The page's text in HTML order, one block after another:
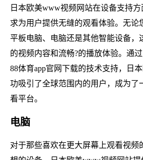
日本欧美www视频网站在设备支持
求为用户提供无缝的观看体验。无论
平板电脑、电脑还是其他智能设备，
的视频内容和流畅?的播放体验。通
88体育app官网下载的技术支持，日
功吸引了全球范围内的用户，成为了
看平台。
电脑
对于那些喜欢在更大屏幕上观看视频